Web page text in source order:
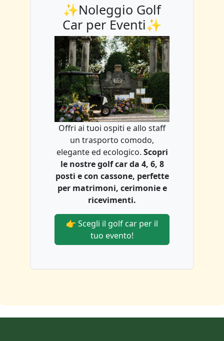
✨Noleggio Golf
Car per Eventi✨
Offri ai tuoi ospiti e allo staff
un trasporto comodo,
elegante ed ecologico. Scopri
le nostre golf car da 4, 6, 8
posti e con cassone, perfette
per matrimoni, cerimonie e
ricevimenti.
👉 Scegli il golf car per il
tuo evento!